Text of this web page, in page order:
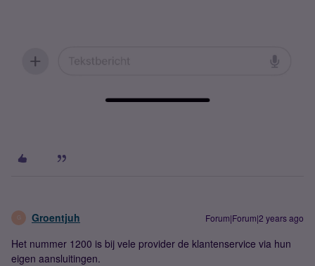
G Groentjuh Forum|Forum|2 years ago
Het nummer 1200 is bij vele provider de klantenservice via hun
eigen aansluitingen.